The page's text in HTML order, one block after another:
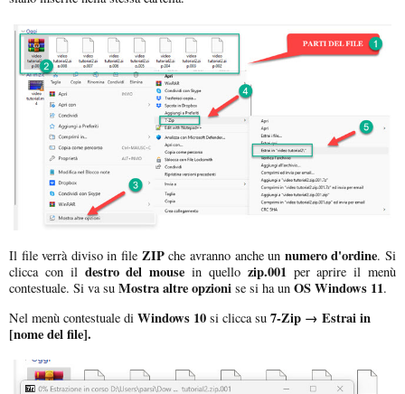
Il file verrà diviso in file ZIPche avranno anche un numero d'ordine. Si
clicca con il destro del mouse in quello zip.001per aprire il menù
contestuale. Si va su Mostra altre opzioni se si ha un OS Windows 11.
Nel menù contestuale di Windows 10 si clicca su 7-Zip → Estrai in
[nome del file].